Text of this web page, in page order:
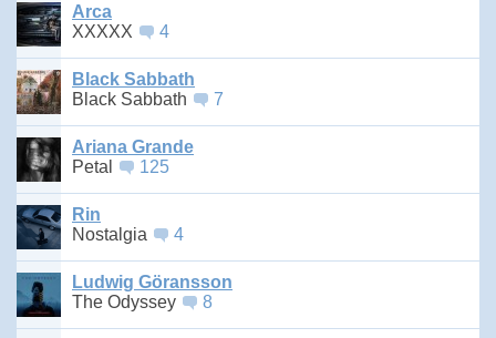
Arca
XXXXX
4
Black Sabbath
Black Sabbath
7
Ariana Grande
Petal
125
Rin
Nostalgia
4
Ludwig Göransson
The Odyssey
8